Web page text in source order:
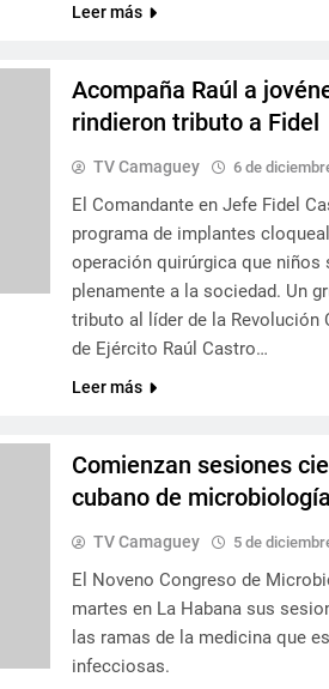
Leer más
Acompaña Raúl a
rindieron tributo a Fidel
TV Camaguey 6 de
El Comandante en Jefe Fidel
programa de implantes
operación quirúrgica que niños
plenamente a la sociedad. Un
tributo al líder de la Revolución
de Ejército Raúl Castro…
Leer más
Comienzan sesiones
cubano de microbiología
TV Camaguey 5 de
El Noveno Congreso de
martes en La Habana sus
las ramas de la medicina que
infecciosas.